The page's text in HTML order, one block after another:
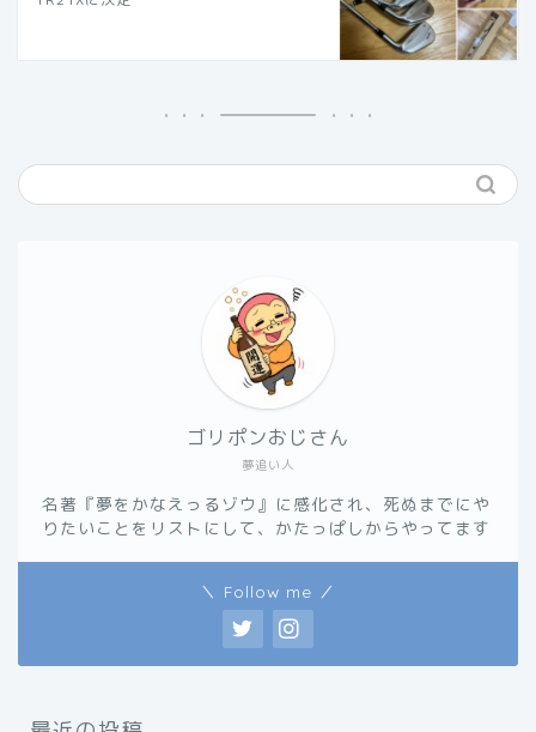
夢追い人
ゴリポンおじさん
名著『夢をかなえっるゾウ』に感化され、死ぬまでにや
りたいことをリストにして、かたっぱしからやってます
＼ Follow me ／